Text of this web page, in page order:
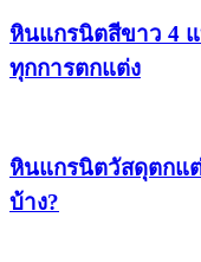
หินแกรนิตสีขาว 4
ทุกการตกแต่ง
หินแกรนิตวัสดุตกแ
บ้าง?